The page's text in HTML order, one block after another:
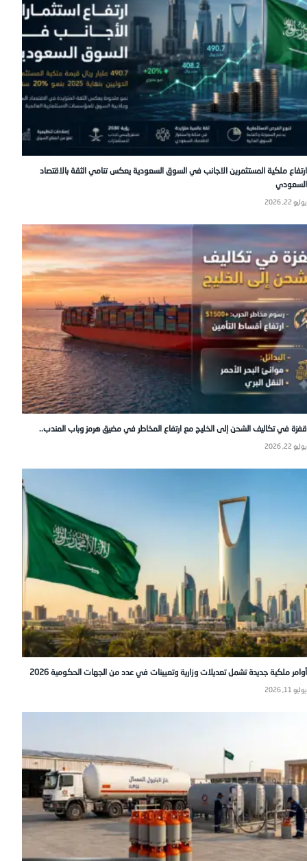
ارتفاع ملكية المستثمرين الاجانب في السوق السعودية يعكس تنامي الثقة بالاقتصاد
السعودي
يوليو 22, 2026
قفزة في تكاليف الشحن إلى الخليج مع ارتفاع المخاطر في مضيق هرمز وباب المندب..
يوليو 22, 2026
أوامر ملكية جديدة تشمل تعديلات وزارية وتعيينات في عدد من الجهات الحكومية 2026
يوليو 11, 2026